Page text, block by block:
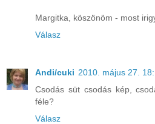
Margitka, köszönöm - most
Válasz
Andi/cuki 2010. május 27.
Csodás süt csodás kép,
féle?
Válasz